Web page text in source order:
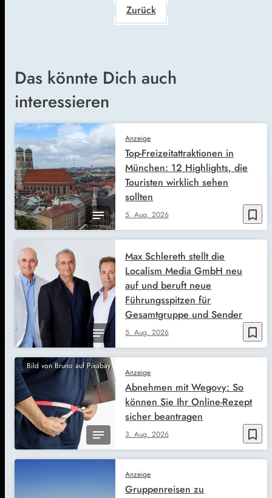
Zurück
Das könnte Dich auch
interessieren
bookmark_border
Anzeige
5. Aug. 2026
Top-Freizeitattraktionen in
München: 12 Highlights, die
Touristen wirklich sehen
sollten
bookmark_border
5. Aug. 2026
Max Schlereth stellt die
Localism Media GmbH neu
auf und beruft neue
Führungsspitzen für
Gesamtgruppe und Sender
Bild von Bruno auf Pixabay
bookmark_border
Anzeige
3. Aug. 2026
Abnehmen mit Wegovy: So
können Sie Ihr Online-Rezept
sicher beantragen
Anzeige
Gruppenreisen zu